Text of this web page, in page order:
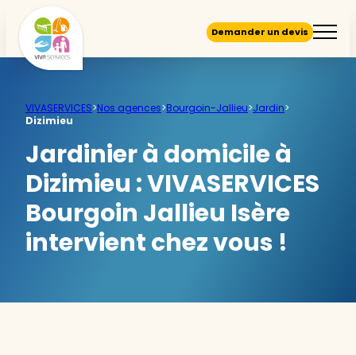
Demander un devis
VIVASERVICES>Nos agences>Bourgoin-Jallieu>Jardin>
Dizimieu
Jardinier à domicile à
Dizimieu :VIVASERVICES
Bourgoin Jallieu Isère
intervient chez vous !